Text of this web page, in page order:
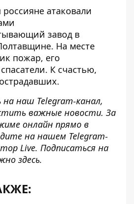
атаковали
завод в
На месте
пожар, его
К счастью,
на наш Telegram-канал,
важные новости. За
онлайн прямо в
на нашем Telegram-
Live. Подписаться на
здесь.